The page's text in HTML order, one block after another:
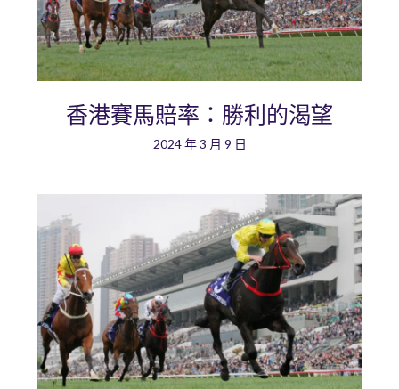
香港賽馬賠率：勝利的渴望
2024 年 3 月 9 日